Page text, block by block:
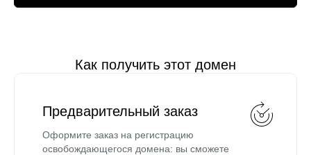
Как получить этот домен
Предварительный заказ
Оформите заказ на регистрацию
освобождающегося домена: вы сможете